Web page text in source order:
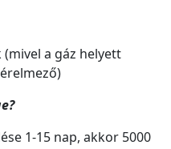
a gáz helyett
1-15 nap, akkor 5000